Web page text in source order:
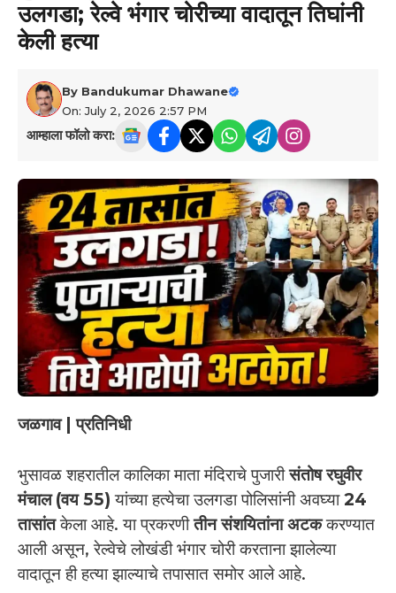
उलगडा; रेल्वे भंगार चोरीच्या वादातून तिघांनी
केली हत्या
By Bandukumar Dhawane
On: July 2, 2026 2:57 PM
आम्हाला फॉलो करा:
जळगाव | प्रतिनिधी
भुसावळ शहरातील कालिका माता मंदिराचे पुजारीसंतोष रघुवीर
मंचाल (वय 55) यांच्या हत्येचा उलगडा पोलिसांनी अवघ्या24
तासांतकेला आहे. या प्रकरणीतीन संशयितांना अटककरण्यात
आली असून, रेल्वेचे लोखंडी भंगार चोरी करताना झालेल्या
वादातून ही हत्या झाल्याचे तपासात समोर आले आहे.